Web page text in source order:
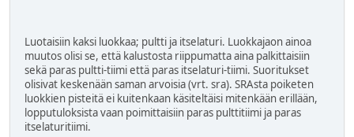
Luotaisiin kaksi luokkaa; pultti ja itselaturi. Luokkajaon ainoa
muutos olisi se, että kalustosta riippumatta aina palkittaisiin
sekä paras pultti-tiimi että paras itselaturi-tiimi. Suoritukset
olisivat keskenään saman arvoisia (vrt. sra). SRAsta poiketen
luokkien pisteitä ei kuitenkaan käsiteltäisi mitenkään erillään,
lopputuloksista vaan poimittaisiin paras pulttitiimi ja paras
itselaturitiimi.